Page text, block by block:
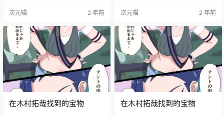
次元喵 2 年前 次元喵 2 年前
在木村拓哉找到的宝物 在木村拓哉找到的宝物